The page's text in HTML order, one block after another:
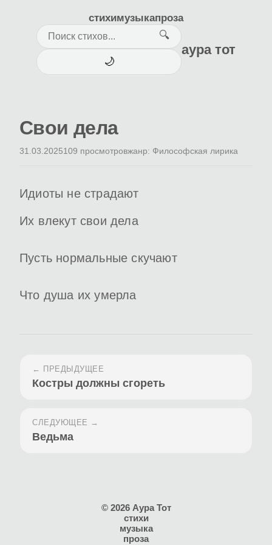
стихимузыкапроза
🔍
🌙
аура тот
Свои дела
31.03.2025109 просмотровжанр: Философская лирика
Идиоты не страдают
Их влекут свои дела
Пусть нормальные скучают
Что душа их умерла
← ПРЕДЫДУЩЕЕ
Костры должны сгореть
СЛЕДУЮЩЕЕ →
Ведьма
© 2026 Аура Тот
стихи
музыка
проза